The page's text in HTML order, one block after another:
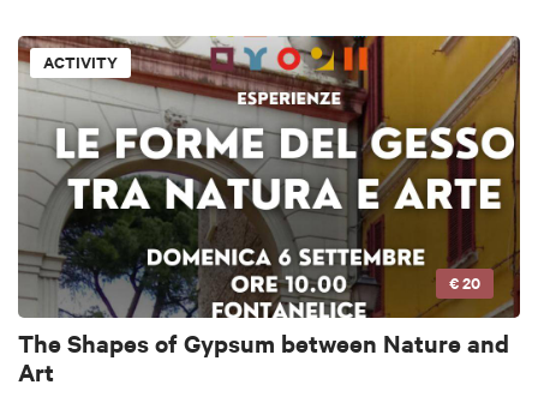
ACTIVITY
€ 20
The Shapes of Gypsum between Nature and
Art